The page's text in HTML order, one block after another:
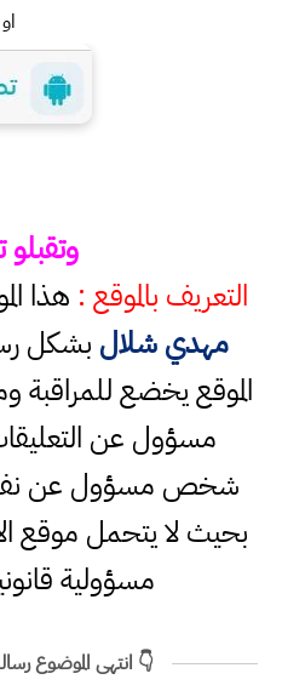
او
وتقبلو
التعريف بالموقع : هذا
مهدي شلال بشكل
الموقع يخضع للمراقبة
مسؤول عن
شخص مسؤول عن نفسه
بحيث لا يتحمل موقع
مسؤولية
👇 انتهى الموضوع